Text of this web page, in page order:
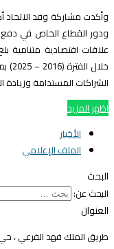
مشاركة وفد الاتحاد
القطاع الخاص في دفع
خلال
المستدامة وزيادة
المزيد
الأخبار
الملف الإعلامي
عن:
الملك فهد الفرعي ، حي